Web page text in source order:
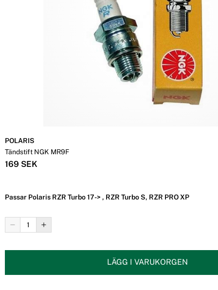
POLARIS
Tändstift NGK MR9F
169 SEK
Passar Polaris RZR Turbo 17-> , RZR Turbo S, RZR PRO XP
LÄGG I VARUKORGEN